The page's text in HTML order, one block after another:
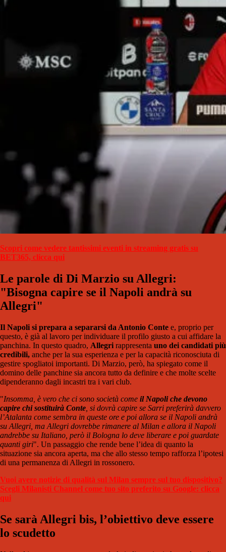
Scopri come vedere tantissimi eventi in streaming gratis su
BET365, clicca qui
Le parole di Di Marzio su Allegri:
"Bisogna capire se il Napoli andrà su
Allegri"
Il Napoli si prepara a separarsi da Antonio Conte e, proprio per
questo, è già al lavoro per individuare il profilo giusto a cui affidare la
panchina. In questo quadro, Allegri rappresenta uno dei candidati più
credibili, anche per la sua esperienza e per la capacità riconosciuta di
gestire spogliatoi importanti. Di Marzio, però, ha spiegato come il
domino delle panchine sia ancora tutto da definire e che molte scelte
dipenderanno dagli incastri tra i vari club.
"Insomma, è vero che ci sono società come il Napoli che devono
capire chi sostituirà Conte , si dovrà capire se Sarri preferirà davvero
l’Atalanta come sembra in queste ore e poi allora se il Napoli andrà
su Allegri, ma Allegri dovrebbe rimanere al Milan e allora il Napoli
andrebbe su Italiano, però il Bologna lo deve liberare e poi guardate
quanti giri". Un passaggio che rende bene l’idea di quanto la
situazione sia ancora aperta, ma che allo stesso tempo rafforza l’ipotesi
di una permanenza di Allegri in rossonero.
Vuoi avere notizie di qualità sul Milan sempre sul tuo dispositivo?
Scegli Milanisti Channel come tuo sito preferito su Google: clicca
qui
Se sarà Allegri bis, l’obiettivo deve essere
lo scudetto